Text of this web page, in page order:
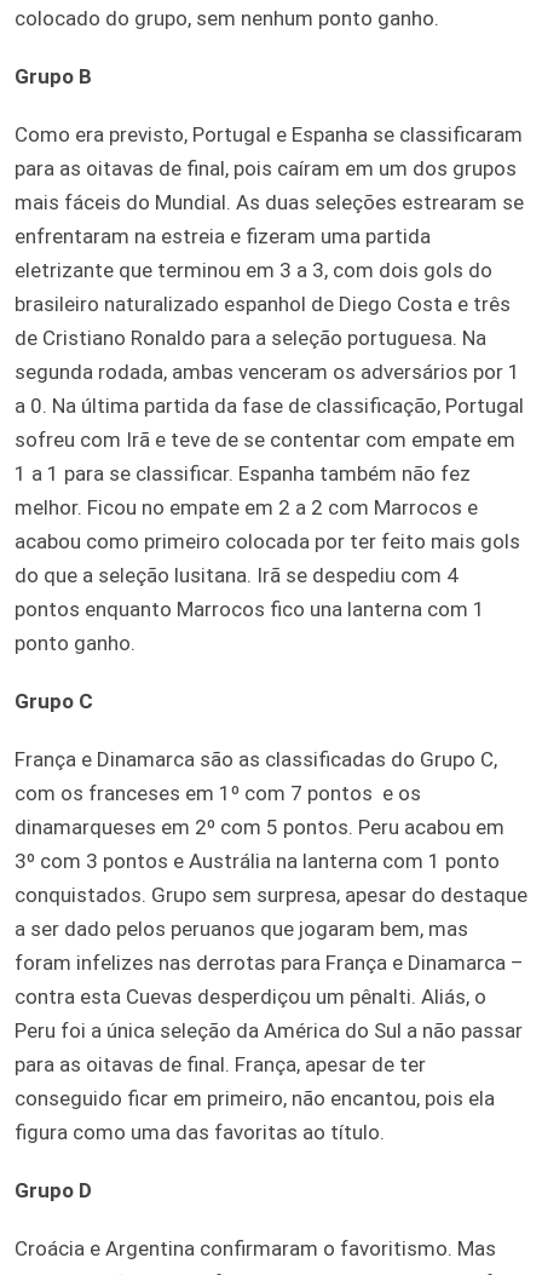
colocado do grupo, sem nenhum ponto ganho.
Grupo B
Como era previsto, Portugal e Espanha se classificaram
para as oitavas de final, pois caíram em um dos grupos
mais fáceis do Mundial. As duas seleções estrearam se
enfrentaram na estreia e fizeram uma partida
eletrizante que terminou em 3 a 3, com dois gols do
brasileiro naturalizado espanhol de Diego Costa e três
de Cristiano Ronaldo para a seleção portuguesa. Na
segunda rodada, ambas venceram os adversários por 1
a 0. Na última partida da fase de classificação, Portugal
sofreu com Irã e teve de se contentar com empate em
1 a 1 para se classificar. Espanha também não fez
melhor. Ficou no empate em 2 a 2 com Marrocos e
acabou como primeiro colocada por ter feito mais gols
do que a seleção lusitana. Irã se despediu com 4
pontos enquanto Marrocos fico una lanterna com 1
ponto ganho.
Grupo C
França e Dinamarca são as classificadas do Grupo C,
com os franceses em 1º com 7 pontos e os
dinamarqueses em 2º com 5 pontos. Peru acabou em
3º com 3 pontos e Austrália na lanterna com 1 ponto
conquistados. Grupo sem surpresa, apesar do destaque
a ser dado pelos peruanos que jogaram bem, mas
foram infelizes nas derrotas para França e Dinamarca –
contra esta Cuevas desperdiçou um pênalti. Aliás, o
Peru foi a única seleção da América do Sul a não passar
para as oitavas de final. França, apesar de ter
conseguido ficar em primeiro, não encantou, pois ela
figura como uma das favoritas ao título.
Grupo D
Croácia e Argentina confirmaram o favoritismo. Mas